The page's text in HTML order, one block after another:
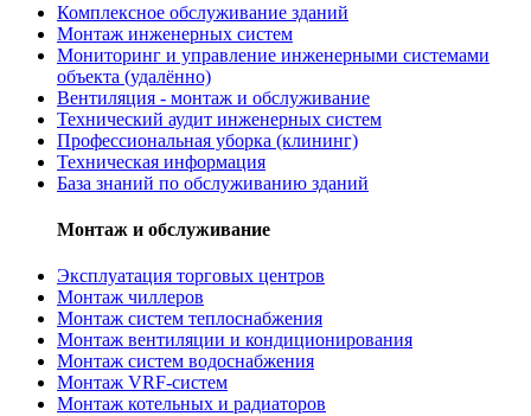
Комплексное обслуживание зданий
Монтаж инженерных систем
Мониторинг и управление инженерными системами
объекта (удалённо)
Вентиляция - монтаж и обслуживание
Технический аудит инженерных систем
Профессиональная уборка (клининг)
Техническая информация
База знаний по обслуживанию зданий
Монтаж и обслуживание
Эксплуатация торговых центров
Монтаж чиллеров
Монтаж систем теплоснабжения
Монтаж вентиляции и кондиционирования
Монтаж систем водоснабжения
Монтаж VRF-систем
Монтаж котельных и радиаторов